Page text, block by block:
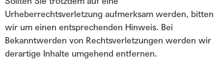
Urheberrechtsverletzung aufmerksam werden, bitten
wir um einen entsprechenden Hinweis. Bei
Bekanntwerden von Rechtsverletzungen werden wir
derartige Inhalte umgehend entfernen.